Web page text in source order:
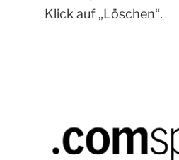
Klick auf „Löschen“.